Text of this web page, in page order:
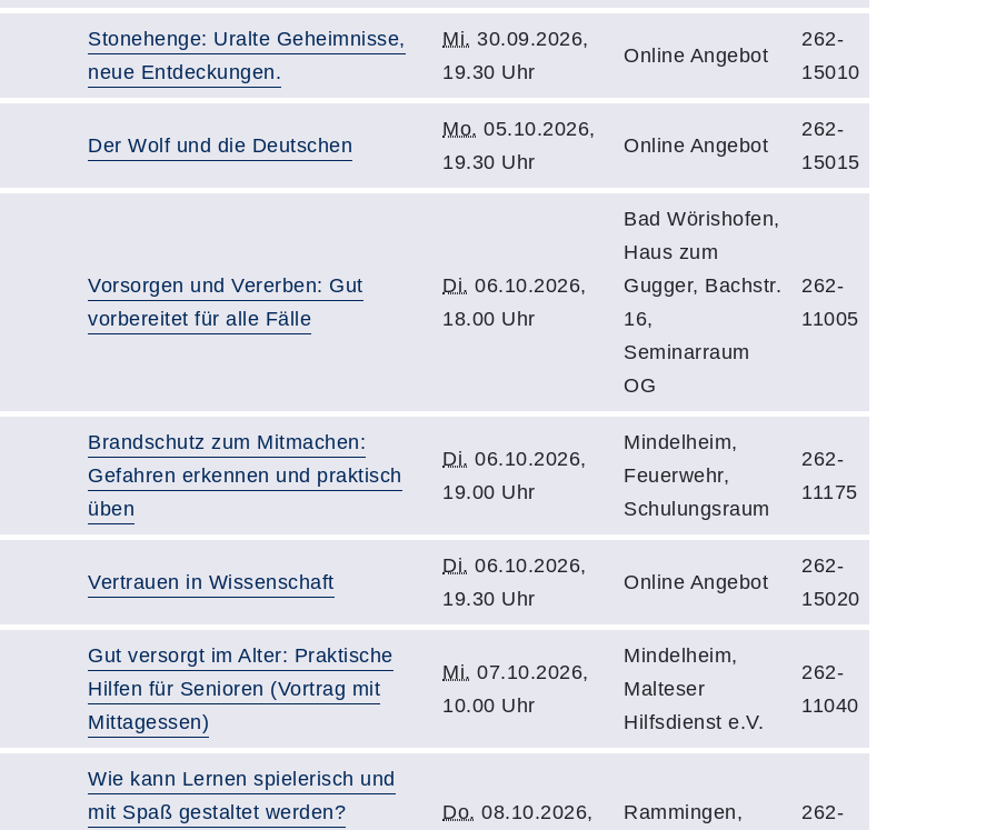
Stonehenge: Uralte Geheimnisse,
neue Entdeckungen.
Mi. 30.09.2026,
19.30 Uhr
Online Angebot
262-
15010
Der Wolf und die Deutschen
Mo. 05.10.2026,
19.30 Uhr
Online Angebot
262-
15015
Vorsorgen und Vererben: Gut
vorbereitet für alle Fälle
Di. 06.10.2026,
18.00 Uhr
Bad Wörishofen,
Haus zum
Gugger, Bachstr.
16,
Seminarraum
OG
262-
11005
Brandschutz zum Mitmachen:
Gefahren erkennen und praktisch
üben
Di. 06.10.2026,
19.00 Uhr
Mindelheim,
Feuerwehr,
Schulungsraum
262-
11175
Vertrauen in Wissenschaft
Di. 06.10.2026,
19.30 Uhr
Online Angebot
262-
15020
Gut versorgt im Alter: Praktische
Hilfen für Senioren (Vortrag mit
Mittagessen)
Mi. 07.10.2026,
10.00 Uhr
Mindelheim,
Malteser
Hilfsdienst e.V.
262-
11040
Wie kann Lernen spielerisch und
mit Spaß gestaltet werden?
Do. 08.10.2026,
Rammingen,
262-